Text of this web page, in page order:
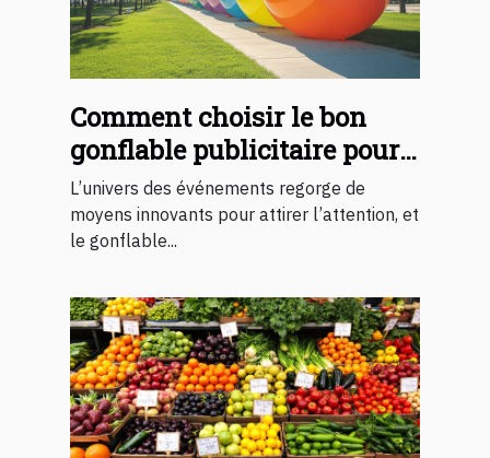
Comment choisir le bon
gonflable publicitaire pour
votre événement ?
L’univers des événements regorge de
moyens innovants pour attirer l’attention, et
le gonflable...